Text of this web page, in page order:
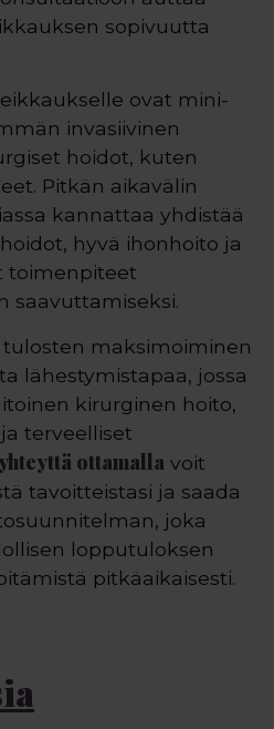
sopivuutta
ovat mini-
invasiivinen
hoidot, kuten
Pitkän aikavälin
kannattaa yhdistää
hyvä ihonhoito ja
toimenpiteet
saavuttamiseksi.
maksimoiminen
lähestymistapaa, jossa
kirurginen hoito,
terveelliset
yhteyttä ottamalla voit
tavoitteistasi ja saada
joka
lopputuloksen
pitkäaikaisesti.